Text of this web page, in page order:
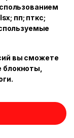
пп; пткс;
вы сможете
блокноты,